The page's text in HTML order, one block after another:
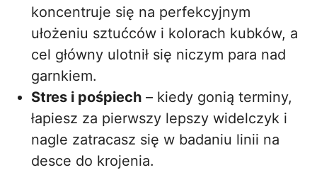
koncentruje się na perfekcyjnym
ułożeniu sztućców i kolorach kubków, a
cel główny ulotnił się niczym para nad
garnkiem.
Stres i pośpiech – kiedy gonią terminy,
łapiesz za pierwszy lepszy widelczyk i
nagle zatracasz się w badaniu linii na
desce do krojenia.